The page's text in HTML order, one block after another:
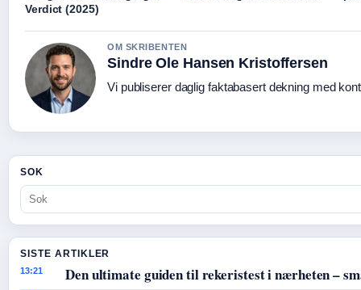
Verdict (2025)
OM SKRIBENTEN
Sindre Ole Hansen Kristoffersen
Vi publiserer daglig faktabasert dekning med
SOK
SISTE ARTIKLER
13:21 Den ultimate guiden til rekeristest i nærheten –